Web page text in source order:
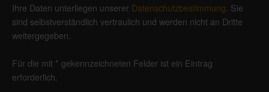
Ihre Daten unterliegen unserer Datenschutzbestimmung . Sie
sind selbstverständlich vertraulich und werden nicht an Dritte
weitergegeben.
Für die mit * gekennzeichneten Felder ist ein Eintrag
erforderlich.